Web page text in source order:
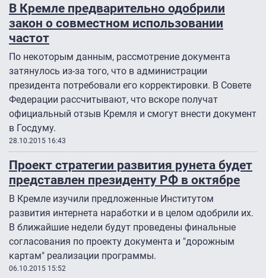
В Кремле предварительно одобрили
закон о совместном использовании
частот
По некоторым данным, рассмотрение документа
затянулось из-за того, что в администрации
президента потребовали его корректировки. В Совете
Федерации рассчитывают, что вскоре получат
официальный отзыв Кремля и смогут внести документ
в Госдуму.
28.10.2015 16:43
Проект стратегии развития рунета будет
представлен президенту РФ в октябре
В Кремле изучили предложенные Институтом
развития интернета наработки и в целом одобрили их.
В ближайшие недели будут проведены финальные
согласования по проекту документа и "дорожным
картам" реализации программы.
06.10.2015 15:52